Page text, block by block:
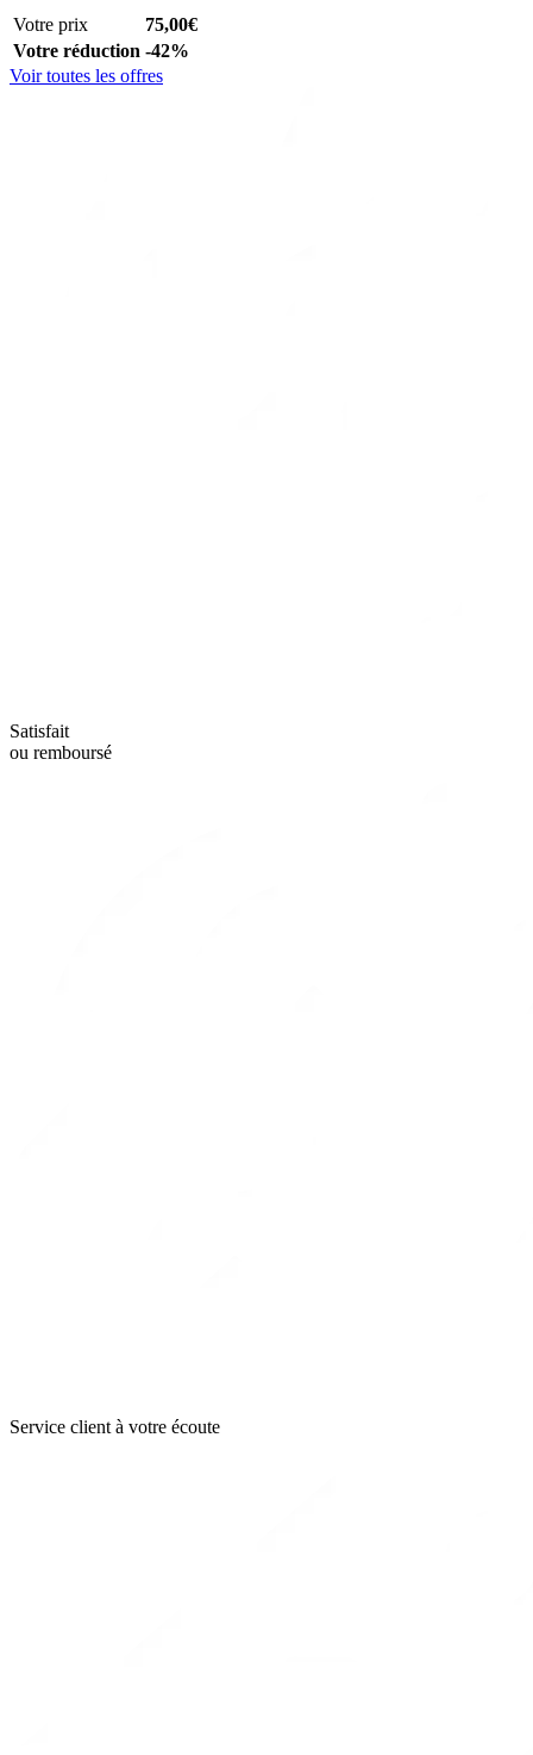
Votre prix
75,00€
Votre réduction -42%
Voir toutes les offres
Satisfait
ou remboursé
Service client à votre écoute